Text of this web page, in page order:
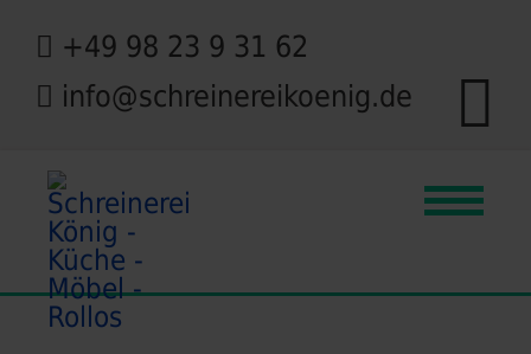
+49 98 23 9 31 62
info@schreinereikoenig.de